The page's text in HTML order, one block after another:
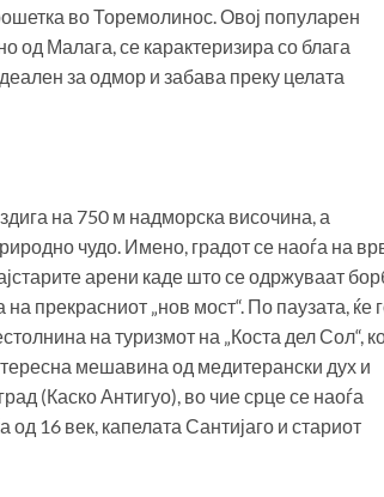
во Торемолинос. Овој популарен
од Малага, се карактеризира со блага
за одмор и забава преку целата
на 750 м надморска височина, а
чудо. Имено, градот се наоѓа на
арени каде што се одржуваат
прекрасниот „нов мост“. По паузата, ќе
на туризмот на „Коста дел Сол“,
мешавина од медитерански дух и
(Каско Антигуо), во чие срце се наоѓа
16 век, капелата Сантијаго и стариот